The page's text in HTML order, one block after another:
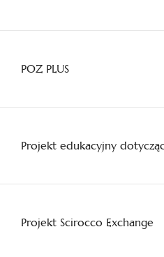
POZ PLUS
Projekt edukacyjny
Projekt Scirocco Exchange